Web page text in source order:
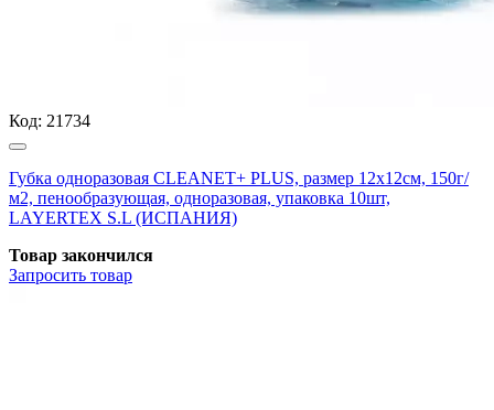
Код: 21734
Губка одноразовая CLEANET+ PLUS, размер 12х12см, 150г/
м2, пенообразующая, одноразовая, упаковка 10шт,
LAYERTEX S.L (ИСПАНИЯ)
Товар закончился
Запросить товар